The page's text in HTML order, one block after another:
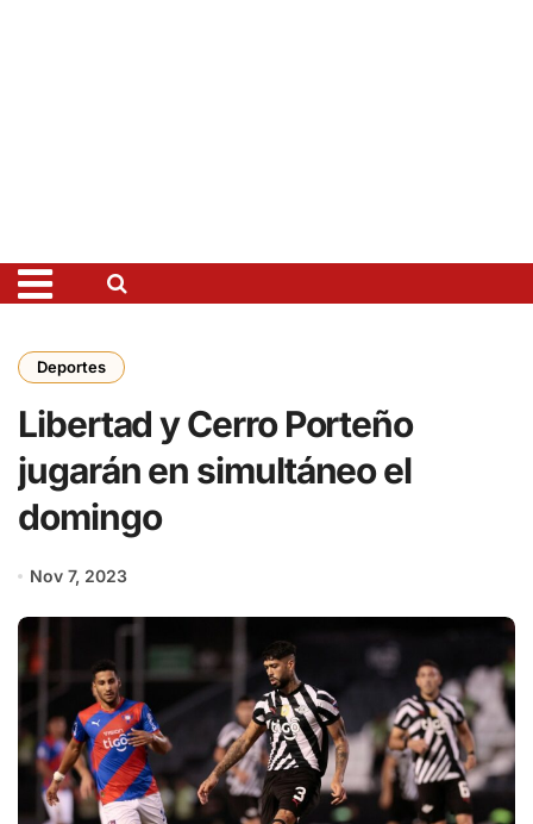
Deportes
Libertad y Cerro Porteño
jugarán en simultáneo el
domingo
Nov 7, 2023